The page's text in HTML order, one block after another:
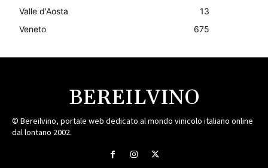
Valle d'Aosta
13
Veneto
675
BEREILVINO
© Bereilvino, portale web dedicato al mondo vinicolo italiano online
dal lontano 2002.